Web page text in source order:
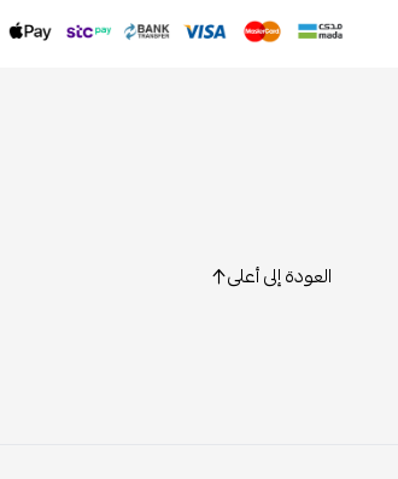
العودة إلى أعلى